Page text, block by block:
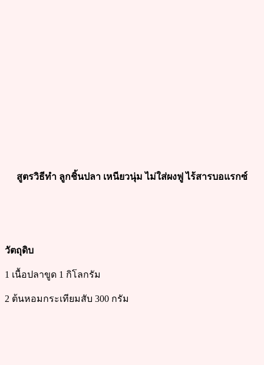
สูตรวิธีทำ ลูกชิ้นปลา เหนียวนุ่ม ไม่ใส่ผงฟู ไร้สารบอแรกซ์
วัตถุดิบ​ ​
1 เนื้อปลาขูด​ 1 กิโลกรัม
2 ต้นหอมกระเทียม​สับ​ 300​ กรัม